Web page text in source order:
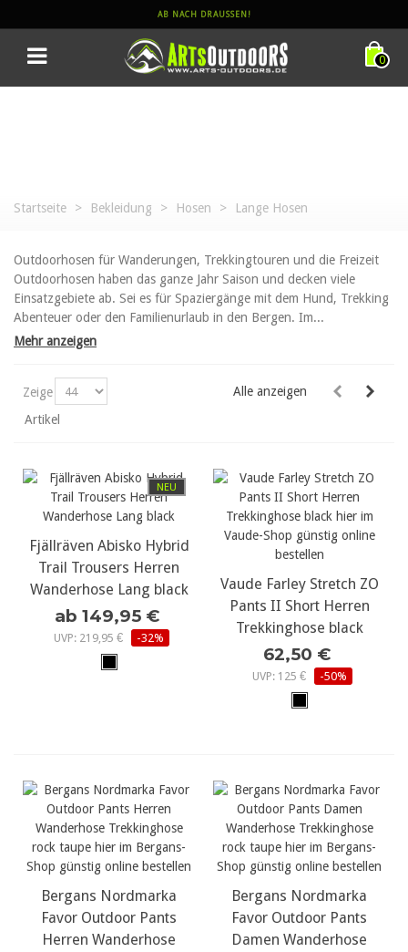
AB NACH DRAUSSEN!
0
Startseite > Bekleidung > Hosen > Lange Hosen
Outdoorhosen für Wanderungen, Trekkingtouren und die Freizeit
Outdoorhosen haben das ganze Jahr Saison und decken viele
Einsatzgebiete ab. Sei es für Spaziergänge mit dem Hund, Trekking
Abenteuer oder den Familienurlaub in den Bergen. Im...
Mehr anzeigen
Zeige
Artikel
Alle anzeigen
NEU
Fjällräven Abisko Hybrid
Trail Trousers Herren
Wanderhose Lang black
ab 149,95 €
UVP: 219,95 € -32%
Vaude Farley Stretch ZO
Pants II Short Herren
Trekkinghose black
62,50 €
UVP: 125 € -50%
Bergans Nordmarka
Favor Outdoor Pants
Herren Wanderhose
Bergans Nordmarka
Favor Outdoor Pants
Damen Wanderhose